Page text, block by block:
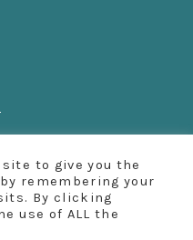
500 65 501 |
to give you the
remembering your
By clicking
use of ALL the